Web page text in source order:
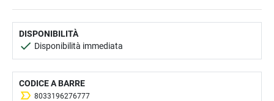
DISPONIBILITÀ
Disponibilità immediata
CODICE A BARRE
8033196276777